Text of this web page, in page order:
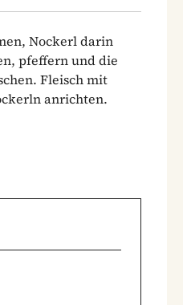
Nockerl darin
pfeffern und die
Fleisch mit
anrichten.